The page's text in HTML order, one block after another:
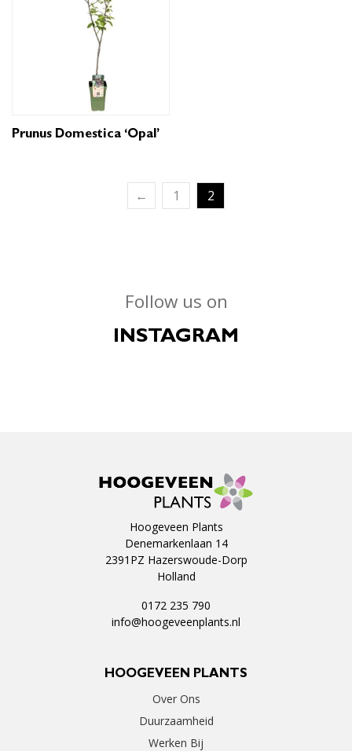
Prunus Domestica ‘Opal’
← 1 2
Follow us on
INSTAGRAM
Hoogeveen Plants
Denemarkenlaan 14
2391PZ Hazerswoude-Dorp
Holland
0172 235 790
info@hoogeveenplants.nl
HOOGEVEEN PLANTS
Over Ons
Duurzaamheid
Werken Bij